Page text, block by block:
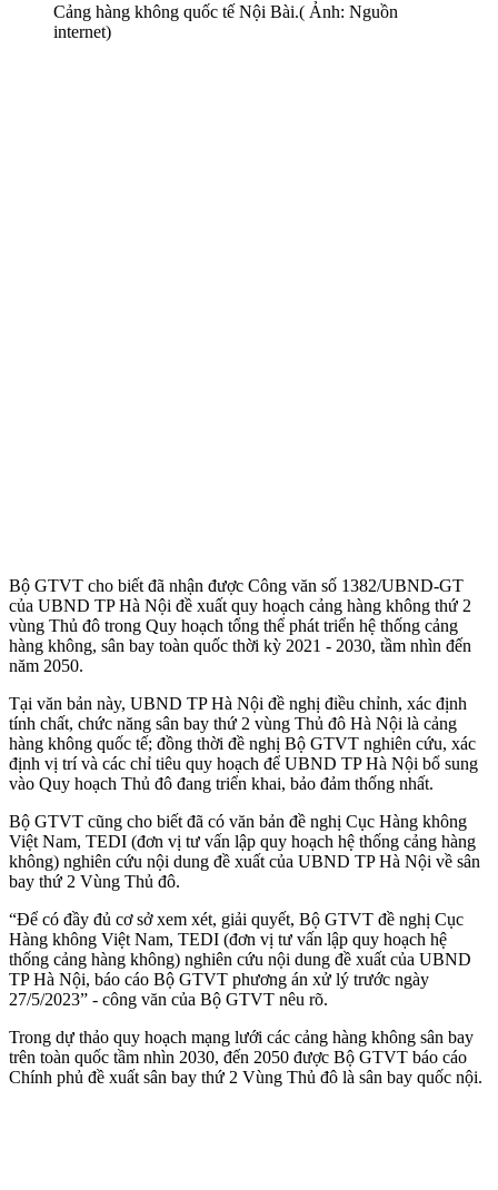
Cảng hàng không quốc tế Nội Bài.( Ảnh: Nguồn
internet)
Bộ GTVT cho biết đã nhận được Công văn số 1382/UBND-GT
của UBND TP Hà Nội đề xuất quy hoạch cảng hàng không thứ 2
vùng Thủ đô trong Quy hoạch tổng thể phát triển hệ thống cảng
hàng không, sân bay toàn quốc thời kỳ 2021 - 2030, tầm nhìn đến
năm 2050.
Tại văn bản này, UBND TP Hà Nội đề nghị điều chỉnh, xác định
tính chất, chức năng sân bay thứ 2 vùng Thủ đô Hà Nội là cảng
hàng không quốc tế; đồng thời đề nghị Bộ GTVT nghiên cứu, xác
định vị trí và các chỉ tiêu quy hoạch để UBND TP Hà Nội bổ sung
vào Quy hoạch Thủ đô đang triển khai, bảo đảm thống nhất.
Bộ GTVT cũng cho biết đã có văn bản đề nghị Cục Hàng không
Việt Nam, TEDI (đơn vị tư vấn lập quy hoạch hệ thống cảng hàng
không) nghiên cứu nội dung đề xuất của UBND TP Hà Nội về sân
bay thứ 2 Vùng Thủ đô.
“Để có đầy đủ cơ sở xem xét, giải quyết, Bộ GTVT đề nghị Cục
Hàng không Việt Nam, TEDI (đơn vị tư vấn lập quy hoạch hệ
thống cảng hàng không) nghiên cứu nội dung đề xuất của UBND
TP Hà Nội, báo cáo Bộ GTVT phương án xử lý trước ngày
27/5/2023” - công văn của Bộ GTVT nêu rõ.
Trong dự thảo quy hoạch mạng lưới các cảng hàng không sân bay
trên toàn quốc tầm nhìn 2030, đến 2050 được Bộ GTVT báo cáo
Chính phủ đề xuất sân bay thứ 2 Vùng Thủ đô là sân bay quốc nội.